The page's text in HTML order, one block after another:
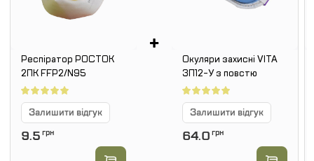
Респіратор РОСТОК
2ПК FFP2/N95
Залишити відгук
9.5 грн
+
Окуляри захисні VITA
ЗП12-У з повстю
Залишити відгук
64.0 грн